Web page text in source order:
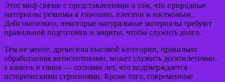
Этот миф связан с представлениями о том, что природные
материалы уязвимы к гниению, плесени и насекомым.
Действительно, некоторые натуральные материалы требуют
правильной подготовки и защиты, чтобы служить долго.
Тем не менее, древесина высокой категории, правильно
обработанная антисептиками, может служить десятилетиями,
а камень и глина — сотнями лет, что подтверждается
историческими строениями. Кроме того, современные